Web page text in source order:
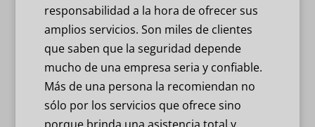
responsabilidad a la hora de ofrecer sus
amplios servicios. Son miles de clientes
que saben que la seguridad depende
mucho de una empresa seria y confiable.
Más de una persona la recomiendan no
sólo por los servicios que ofrece sino